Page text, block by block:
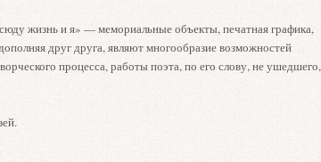
жизнь и я» — мемориальные объекты, печатная графика,
друг друга, являют многообразие возможностей
процесса, работы поэта, по его слову, не